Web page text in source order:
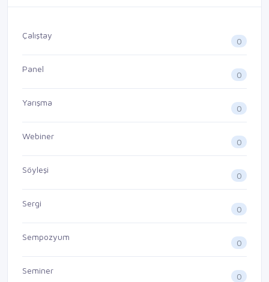
Çalıştay
0
Panel
0
Yarışma
0
Webiner
0
Söyleşi
0
Sergi
0
Sempozyum
0
Seminer
0